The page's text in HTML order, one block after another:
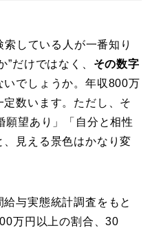
索している人が一番知り
”だけではなく、 その数字
いでしょうか。年収800万
数います。ただし、そ
願望あり」「自分と相性
見える景色はかなり変
与実態統計調査をもと
万円以上の割合、30